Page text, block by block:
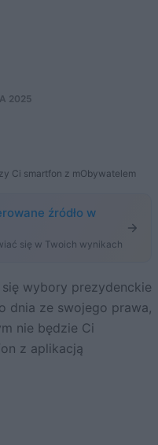
2025
Ci smartfon z mObywatelem
źródło w
się w Twoich wynikach
dnia ze swojego prawa,
nie będzie Ci
z aplikacją